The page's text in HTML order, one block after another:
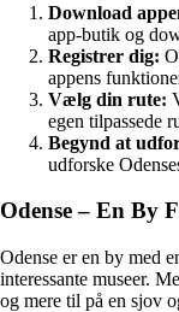
Download
app-butik og
Registrer dig:
appens
Vælg din rute:
egen tilpassede
Begynd at
udforske
Odense – En By
Odense er en by med
interessante museer.
og mere til på en sjov